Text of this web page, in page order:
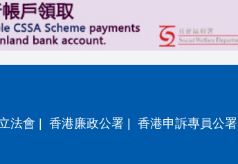
法會 | 香港廉政公署 | 香港申訴專員公署